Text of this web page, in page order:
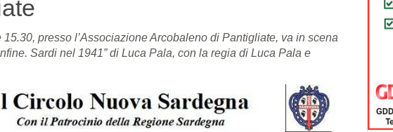
presso l’Associazione Arcobaleno di Pantigliate, va in scena
Sardi nel 1941” di Luca Pala, con la regia di Luca Pala e